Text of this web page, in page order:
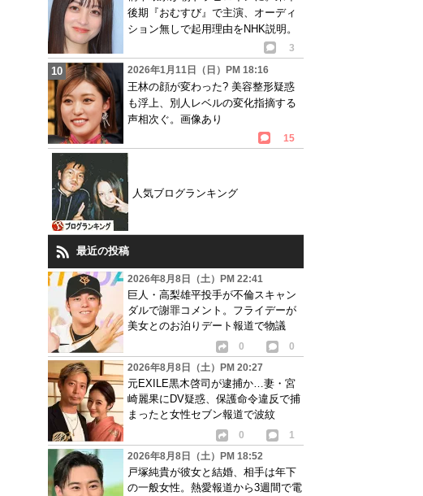
後期『おむすび』で主演、オーディ
ション無しで起用理由をNHK説明。
3
2026年1月11日（日）PM 18:16
王林の顔が変わった? 美容整形疑惑
も浮上、別人レベルの変化指摘する
声相次ぐ。画像あり
15
人気ブログランキング
最近の投稿
2026年8月8日（土）PM 22:41
巨人・高梨雄平投手が不倫スキャン
ダルで謝罪コメント。フライデーが
美女とのお泊りデート報道で物議
0
0
2026年8月8日（土）PM 20:27
元EXILE黒木啓司が逮捕か…妻・宮
崎麗果にDV疑惑、保護命令違反で捕
まったと女性セブン報道で波紋
0
1
2026年8月8日（土）PM 18:52
戸塚純貴が彼女と結婚、相手は年下
の一般女性。熱愛報道から3週間で電